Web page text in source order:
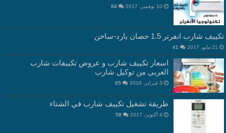
10 نوفمبر، 2017 84
شارب انفرتر 1.5 حصان بارد-ساخن
21 مايو، 2017 41
اسعار تكييف شارب و عروض تكييفات شارب
العربى من توكيل شارب
3 فبراير، 2018 65
طريقة تشغيل تكييف شارب في الشتاء
4 أكتوبر، 2017 58